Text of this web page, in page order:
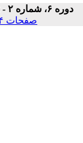
دوره ۶، شماره ۲ - ( تابستان ۱۴۰۴ )
صفحات ۲۴-۱